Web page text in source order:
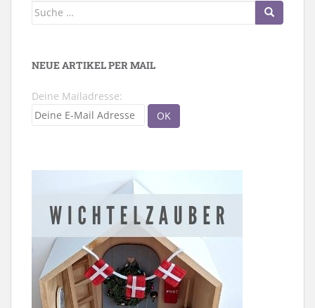
Suche
NEUE ARTIKEL PER MAIL
Deine Mailadresse: